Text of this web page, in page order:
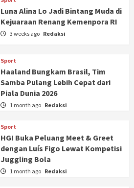
Luna Alina Lo Jadi Bintang Muda di
Kejuaraan Renang Kemenpora RI
3 weeks ago Redaksi
Sport
Haaland Bungkam Brasil, Tim
Samba Pulang Lebih Cepat dari
Piala Dunia 2026
1 month ago Redaksi
Sport
HGI Buka Peluang Meet & Greet
dengan Luís Figo Lewat Kompetisi
Juggling Bola
1 month ago Redaksi